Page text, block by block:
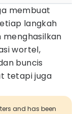
membuat
langkah
wortel,
buncis
tetapi juga
and has been